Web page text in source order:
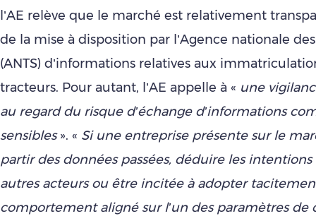
l’AE relève que le marché est relativement
de la mise à disposition par l’Agence nationale
(ANTS) d’informations relatives aux
tracteurs. Pour autant, l’AE appelle à « une
au regard du risque d’échange d’informations
sensibles». « Si une entreprise présente sur le
partir des données passées, déduire les
autres acteurs ou être incitée à adopter
comportement aligné sur l’un des paramètres de